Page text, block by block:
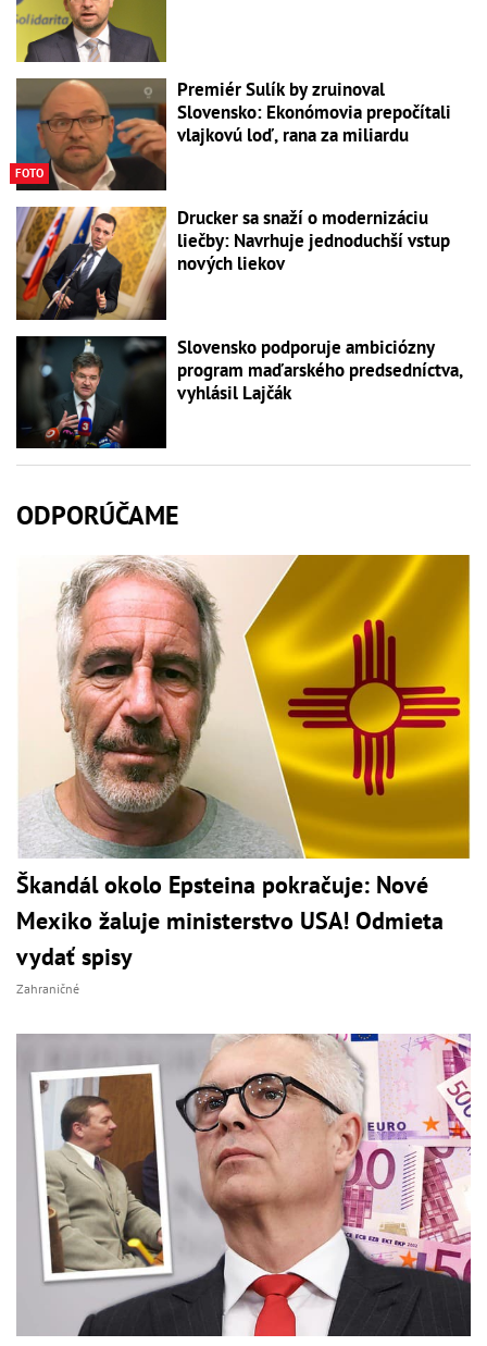
FOTO
Premiér Sulík by zruinoval
Slovensko: Ekonómovia prepočítali
vlajkovú loď, rana za miliardu
Drucker sa snaží o modernizáciu
liečby: Navrhuje jednoduchší vstup
nových liekov
Slovensko podporuje ambiciózny
program maďarského predsedníctva,
vyhlásil Lajčák
ODPORÚČAME
Škandál okolo Epsteina pokračuje: Nové
Mexiko žaluje ministerstvo USA! Odmieta
vydať spisy
Zahraničné